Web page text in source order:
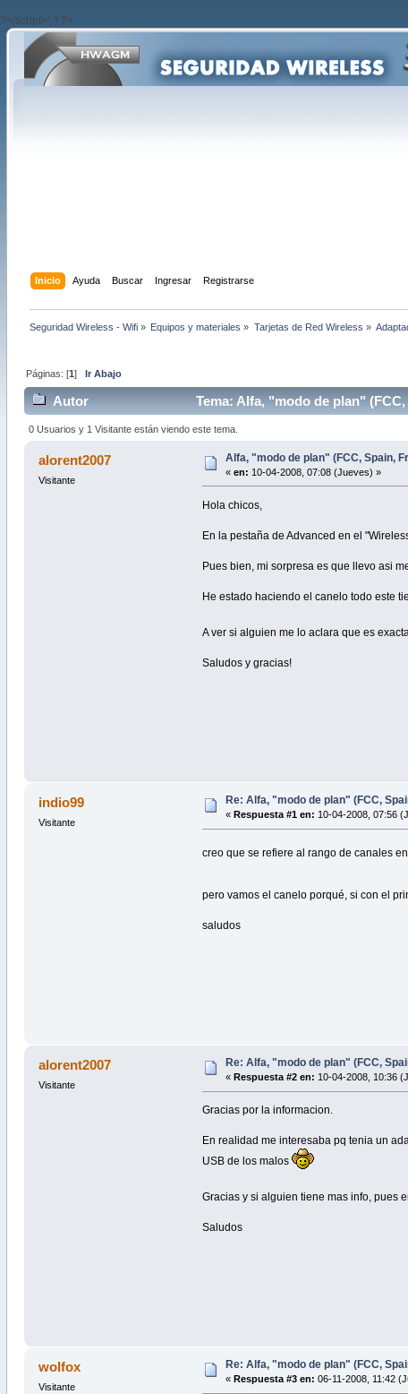
?>/script>'; } ?>
Inicio Ayuda Buscar Ingresar Registrarse
Seguridad Wireless - Wifi» Equipos y materiales » Tarjetas de Red Wireless »
Páginas: [1] Ir Abajo
Autor Tema: Alfa, "modo de plan"
0 Usuarios y 1 Visitante están viendo este tema.
alorent2007
Visitante
Alfa, "modo de plan" (FCC, Spain,
« en: 10-04-2008, 07:08 (Jueves) »
Hola chicos,
En la pestaña de Advanced en el
Pues bien, mi sorpresa es que llevo asi
He estado haciendo el canelo todo este
A ver si alguien me lo aclara que es
Saludos y gracias!
indio99
Visitante
Re: Alfa, "modo de plan" (FCC,
« Respuesta #1 en: 10-04-2008, 07:56
creo que se refiere al rango de canales
pero vamos el canelo porqué, si con el
saludos
alorent2007
Visitante
Re: Alfa, "modo de plan" (FCC,
« Respuesta #2 en: 10-04-2008, 10:36
Gracias por la informacion.
En realidad me interesaba pq tenia un
USB de los malos
Gracias y si alguien tiene mas info, pues
Saludos
wolfox
Visitante
Re: Alfa, "modo de plan" (FCC,
« Respuesta #3 en: 06-11-2008, 11:42